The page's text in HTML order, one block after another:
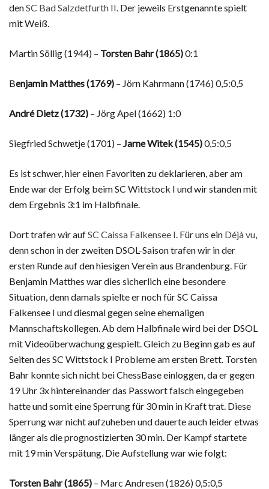
denSC Bad Salzdetfurth II . Der jeweils Erstgenannte spielt
mit Weiß.
Martin Söllig (1944) – Torsten Bahr (1865)0:1
Benjamin Matthes (1769) – Jörn Kahrmann (1746) 0,5:0,5
André Dietz (1732) – Jörg Apel (1662) 1:0
Siegfried Schwetje (1701) – Jarne Witek (1545)0,5:0,5
Es ist schwer, hier einen Favoriten zu deklarieren, aber am
Ende war der Erfolg beim SC Wittstock I und wir standen mit
dem Ergebnis 3:1 im Halbfinale.
Dort trafen wir aufSC Caissa Falkensee I . Für uns ein Déjà vu
denn schon in der zweiten DSOL-Saison trafen wir in der
ersten Runde auf den hiesigen Verein aus Brandenburg. Für
Benjamin Matthes war dies sicherlich eine besondere
Situation, denn damals spielte er noch für SC Caissa
Falkensee I und diesmal gegen seine ehemaligen
Mannschaftskollegen. Ab dem Halbfinale wird bei der DSOL
mit Videoüberwachung gespielt. Gleich zu Beginn gab es auf
Seiten des SC Wittstock I Probleme am ersten Brett. Torsten
Bahr konnte sich nicht bei ChessBase einloggen, da er gegen
19 Uhr 3x hintereinander das Passwort falsch eingegeben
hatte und somit eine Sperrung für 30 min in Kraft trat. Diese
Sperrung war nicht aufzuheben und dauerte auch leider etwas
länger als die prognostizierten 30 min. Der Kampf startete
mit 19 min Verspätung. Die Aufstellung war wie folgt:
Torsten Bahr (1865) – Marc Andresen (1826) 0,5:0,5